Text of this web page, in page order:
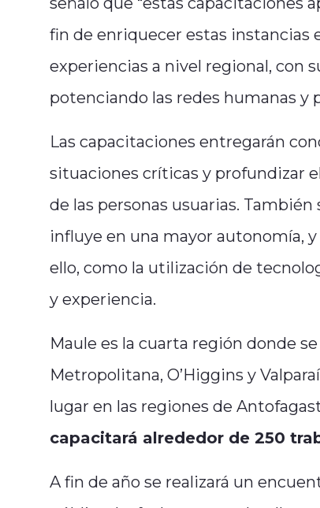
fin de enriquecer estas instancias
experiencias a nivel regional, con
potenciando las redes humanas y
Las capacitaciones entregarán
situaciones críticas y profundizar
de las personas usuarias.
influye en una mayor autonomía,
ello, como la utilización de
y experiencia.
Maule es la cuarta región donde
Metropolitana, O’Higgins y
lugar en las regiones de
capacitará alrededor de 250
A fin de año se realizará un